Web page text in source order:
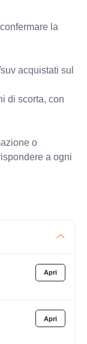
la
acquistati sul
di scorta, con
o
a ogni